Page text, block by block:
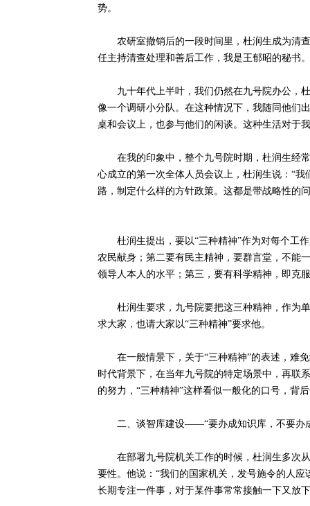
势。
农研室撤销后的一段时间里，杜润生成为清查
任主持清查处理和善后工作，我是王郁昭的秘书
九十年代上半叶，我们仍然在九号院办公，杜
像一个调研小分队。在这种情况下，我随同他们
桌和会议上，也参与他们的闲谈。这种生活对于
在我的印象中，整个九号院时期，杜润生经常
心成立的第一次全体人员会议上，杜润生说：“
路，制定什么样的方针政策。这都是带战略性的
杜润生提出，要以“三种精神”作为对每个工作
农民献身；第二要有民主精神，要群言堂，不能
领导人本人的水平；第三，要有科学精神，即克
杜润生要求，九号院要把这三种精神，作为单
求大家，也请大家以“三种精神”要求他。
在一般情景下，关于“三种精神”的表述，难免
时代背景下，在当年九号院的特定场景中，再联
的努力，“三种精神”这样看似一般化的口号，背
二、谈智库建设——“要办成知识库，不要办
在部署九号院机关工作的时候，杜润生多次从
要性。他说：“我们的国家机关，发号施令的人
长期专注一件事，对于某件事常常接触一下又放